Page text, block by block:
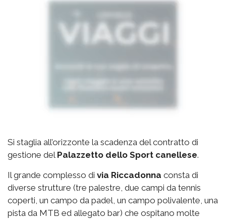
Si staglia all’orizzonte la scadenza del contratto di
gestione del Palazzetto dello Sport canellese.
Il grande complesso di via Riccadonna consta di
diverse strutture (tre palestre, due campi da tennis
coperti, un campo da padel, un campo polivalente, una
pista da MTB ed allegato bar) che ospitano molte